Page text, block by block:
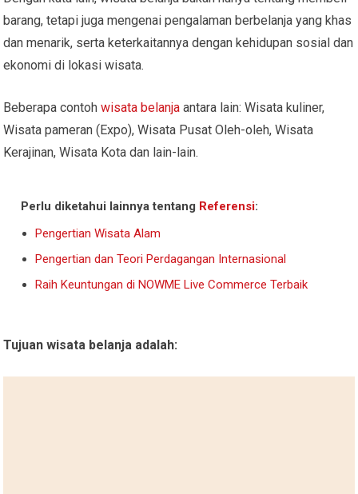
barang, tetapi juga mengenai pengalaman berbelanja yang khas
dan menarik, serta keterkaitannya dengan kehidupan sosial dan
ekonomi di lokasi wisata.
Beberapa contohwisata belanja antara lain: Wisata kuliner,
Wisata pameran (Expo), Wisata Pusat Oleh-oleh, Wisata
Kerajinan, Wisata Kota dan lain-lain.
Perlu diketahui lainnya tentang Referensi:
Pengertian Wisata Alam
Pengertian dan Teori Perdagangan Internasional
Raih Keuntungan di NOWME Live Commerce Terbaik
Tujuan wisata belanja adalah: